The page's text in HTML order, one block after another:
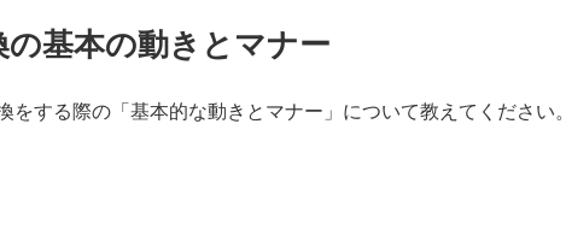
の基本の動きとマナー
する際の「基本的な動きとマナー」について教えてください。